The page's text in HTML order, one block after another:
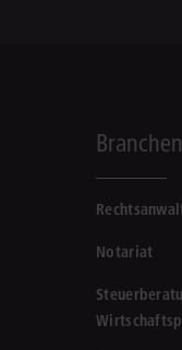
Branchen
Notariat